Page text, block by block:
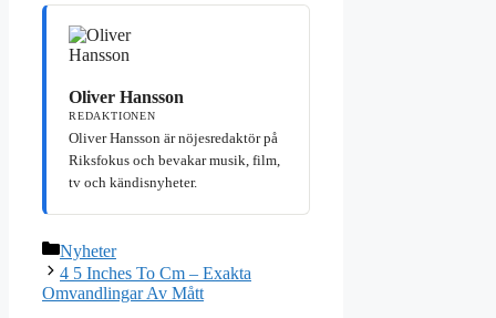
Oliver Hansson
REDAKTIONEN
Oliver Hansson är nöjesredaktör på
Riksfokus och bevakar musik, film,
tv och kändisnyheter.
Kategorier
Nyheter
4 5 Inches To Cm – Exakta
Omvandlingar Av Mått